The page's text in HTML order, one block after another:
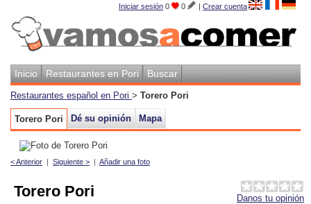
Iniciar sesión 0 0 | Crear cuenta
Inicio Restaurantes en Pori Buscar
Restaurantes español en Pori > Torero Pori
Torero Pori Dé su opinión Mapa
< Anterior | Siguiente > | Añadir una foto
Danos tu opinión
Torero Pori